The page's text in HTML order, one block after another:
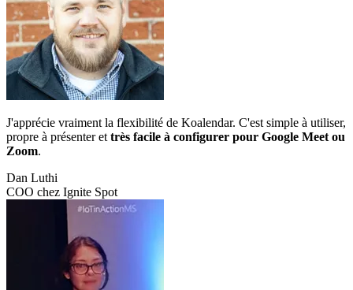
J'apprécie vraiment la flexibilité de Koalendar. C'est simple à utiliser,
propre à présenter et très facile à configurer pour Google Meet ou
Zoom.
Dan Luthi
COO chez Ignite Spot